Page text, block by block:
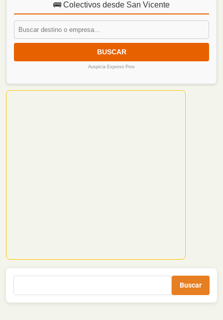
🚌 Colectivos desde San Vicente
BUSCAR
Auspicia Expreso Prox
Buscar